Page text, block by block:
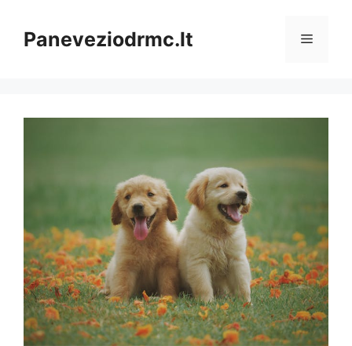
turinioPaneveziodrmc.lt Meniu